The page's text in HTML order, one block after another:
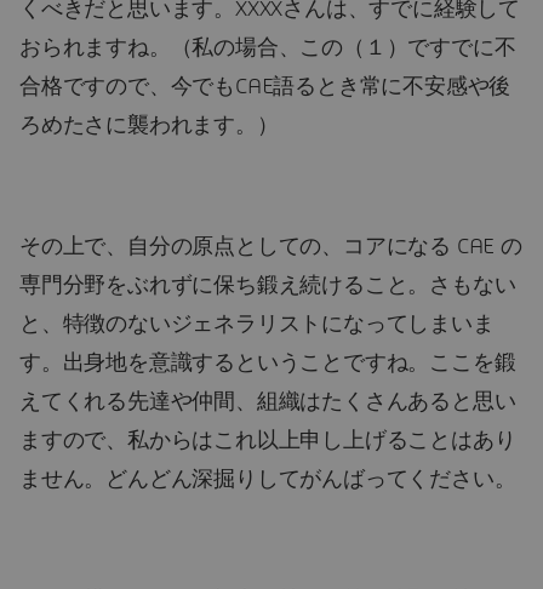
くべきだと思います。XXXXさんは、すでに経験して
おられますね。（私の場合、この（１）ですでに不
合格ですので、今でもCAE語るとき常に不安感や後
ろめたさに襲われます。）
その上で、自分の原点としての、コアになる CAE の
専門分野をぶれずに保ち鍛え続けること。さもない
と、特徴のないジェネラリストになってしまいま
す。出身地を意識するということですね。ここを鍛
えてくれる先達や仲間、組織はたくさんあると思い
ますので、私からはこれ以上申し上げることはあり
ません。どんどん深掘りしてがんばってください。